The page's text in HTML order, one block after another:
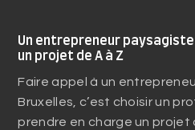
Un entrepreneur
un projet de A à Z
Faire appel à un
Bruxelles, c’est choisir un
prendre en charge un projet